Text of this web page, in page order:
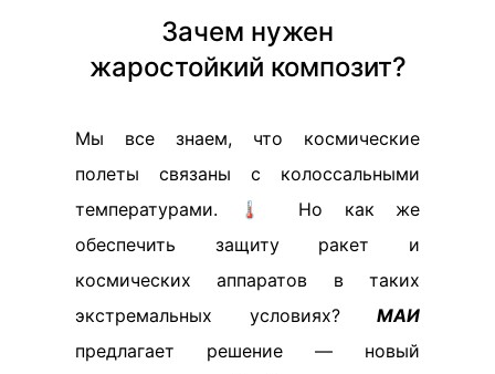
Зачем нужен
жаростойкий композит?
Мы все знаем, что космические
полеты связаны с колоссальными
температурами. 🌡️ Но как же
обеспечить защиту ракет и
космических аппаратов в таких
экстремальных условиях? МАИ
предлагает решение — новый